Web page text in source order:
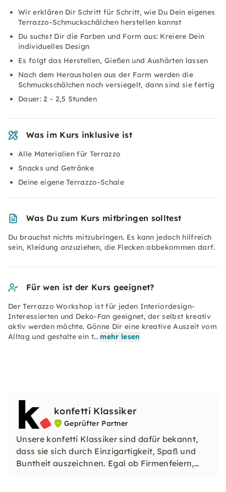
Wir erklären Dir Schritt für Schritt, wie Du Dein eigenes
Terrazzo-Schmuckschälchen herstellen kannst
Du suchst Dir die Farben und Form aus: Kreiere Dein
individuelles Design
Es folgt das Herstellen, Gießen und Aushärten lassen
Nach dem Herausholen aus der Form werden die
Schmuckschälchen noch versiegelt, dann sind sie fertig
Dauer: 2 - 2,5 Stunden
Was im Kurs inklusive ist
Alle Materialien für Terrazzo
Snacks und Getränke
Deine eigene Terrazzo-Schale
Was Du zum Kurs mitbringen solltest
Du brauchst nichts mitzubringen. Es kann jedoch hilfreich
sein, Kleidung anzuziehen, die Flecken abbekommen darf.
Für wen ist der Kurs geeignet?
Der Terrazzo Workshop ist für jeden Interiordesign-
Interessierten und Deko-Fan geeignet, der selbst kreativ
aktiv werden möchte. Gönne Dir eine kreative Auszeit vom
Alltag und gestalte ein t… mehr lesen
konfetti Klassiker
Geprüfter Partner
Unsere konfetti Klassiker sind dafür bekannt,
dass sie sich durch Einzigartigkeit, Spaß und
Buntheit auszeichnen. Egal ob Firmenfeiern,